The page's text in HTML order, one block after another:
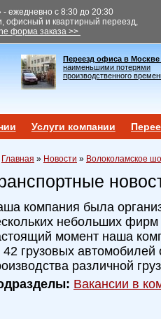
ежедневно с 8:30 до 20:30
офисный и квартирный переезд,
форма заказа >>
Переезд офиса в Москве
наименьшими потерями
производственного
Услуги компании
Главная » Новости » Волоколамское
компания была
небольших фирм
момент наша
42 грузовых автомобилей
различной
Вакансии в